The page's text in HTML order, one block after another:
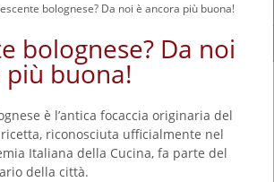
bolognese? Da noi è ancora più buona!
bolognese? Da noi
più buona!
è l’antica focaccia originaria del
riconosciuta ufficialmente nel
Italiana della Cucina, fa parte del
della città.